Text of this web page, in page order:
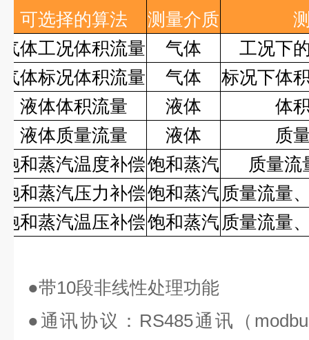
可选择的算法 测量介质
气体工况体积流量
气体
工况下
气体标况体积流量
气体
标况下体
液体体积流量
液体
体
液体质量流量
液体
质
饱和蒸汽温度补偿饱和蒸汽
质量流
饱和蒸汽压力补偿饱和蒸汽 质量流量
饱和蒸汽温压补偿饱和蒸汽 质量流量
●带10段非线性处理功能
● 通讯协议： RS485通讯（